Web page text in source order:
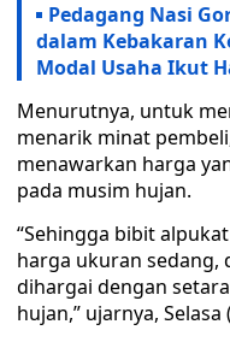
Pedagang Nasi
dalam Kebakaran
Modal Usaha Ikut
Menurutnya, untuk
menarik minat
menawarkan harga
pada musim hujan.
“Sehingga bibit
harga ukuran sedang,
dihargai dengan
hujan,” ujarnya, Selasa